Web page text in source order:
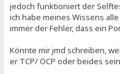
jedoch funktioniert der
ich habe meines Wissens
immer der Fehler, dass ein
Könnte mir jmd schreiben,
er TCP/ OCP oder beides